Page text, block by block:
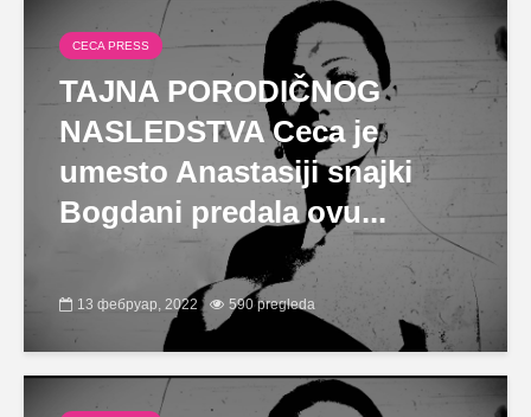
CECA PRESS
TAJNA PORODIČNOG
NASLEDSTVA Ceca je
umesto Anastasiji snajki
Bogdani predala ovu...
13 фебруар, 2022 590 pregleda